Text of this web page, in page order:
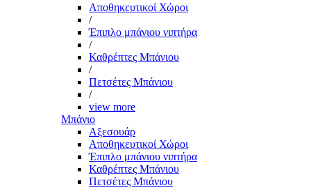
Αποθηκευτικοί Χώροι
/
Έπιπλο μπάνιου νιπτήρα
/
Καθρέπτες Μπάνιου
/
Πετσέτες Μπάνιου
/
view more
Μπάνιο
Αξεσουάρ
Αποθηκευτικοί Χώροι
Έπιπλο μπάνιου νιπτήρα
Καθρέπτες Μπάνιου
Πετσέτες Μπάνιου